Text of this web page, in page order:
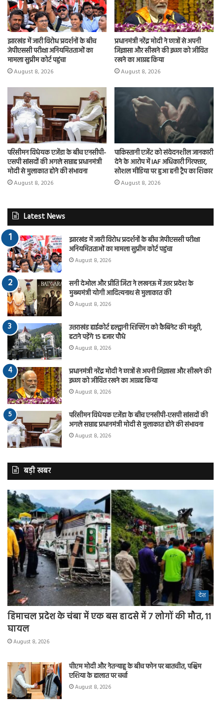
झारखंड में जारी विरोध प्रदर्शनों के बीच
जेपीएससी परीक्षा अनियमितताओं का
मामला सुप्रीम कोर्ट पहुंचा
August 8, 2026
प्रधानमंत्री नरेंद्र मोदी ने छात्रों से अपनी
जिज्ञासा और सीखने की इच्छा को जीवित
रखने का आग्रह किया
August 8, 2026
परिसीमन विधेयक एजेंडा के बीच एनसीपी-
एसपी सांसदों की अगले सप्ताह प्रधानमंत्री
मोदी से मुलाकात होने की संभावना
August 8, 2026
पाकिस्तानी एजेंट को संवेदनशील जानकारी
देने के आरोप में IAF अधिकारी गिरफ्तार,
सोशल मीडिया पर हुआ हनी ट्रैप का शिकार
August 8, 2026
Latest News
झारखंड में जारी विरोध प्रदर्शनों के बीच जेपीएससी परीक्षा
अनियमितताओं का मामला सुप्रीम कोर्ट पहुंचा
August 8, 2026
सनी देओल और प्रीति जिंटा ने लखनऊ में उत्तर प्रदेश के
मुख्यमंत्री योगी आदित्यनाथ से मुलाकात की
August 8, 2026
उत्तराखंड हाईकोर्ट हल्द्वानी शिफ्टिंग को कैबिनेट की मंजूरी,
हटाने पड़ेंगे 15 हजार पौधे
August 8, 2026
प्रधानमंत्री नरेंद्र मोदी ने छात्रों से अपनी जिज्ञासा और सीखने की
इच्छा को जीवित रखने का आग्रह किया
August 8, 2026
परिसीमन विधेयक एजेंडा के बीच एनसीपी-एसपी सांसदों की
अगले सप्ताह प्रधानमंत्री मोदी से मुलाकात होने की संभावना
August 8, 2026
बड़ी खबर
देश
हिमाचल प्रदेश के चंबा में एक बस हादसे में 7 लोगों की मौत, 11
घायल
August 8, 2026
पीएम मोदी और नेतन्याहू के बीच फोन पर बातचीत, पश्चिम
एशिया के हालात पर चर्चा
August 8, 2026